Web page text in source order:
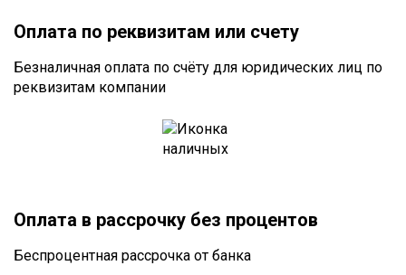
Оплата по реквизитам или счету
Безналичная оплата по счёту для юридических лиц по
реквизитам компании
Оплата в рассрочку без процентов
Беспроцентная рассрочка от банка